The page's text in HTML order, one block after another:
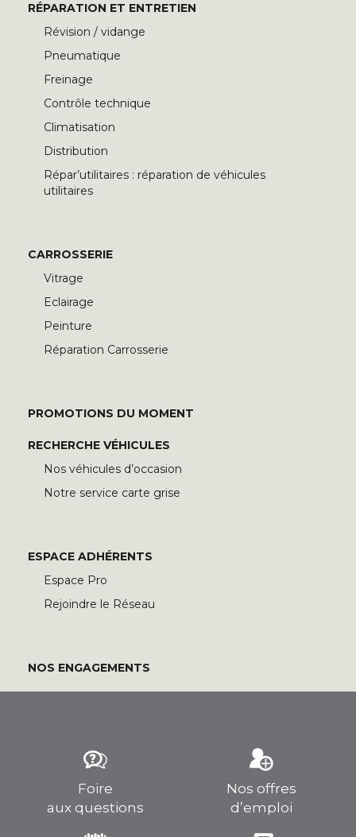
RÉPARATION ET ENTRETIEN
Révision / vidange
Pneumatique
Freinage
Contrôle technique
Climatisation
Distribution
Répar’utilitaires : réparation de véhicules
utilitaires
CARROSSERIE
Vitrage
Eclairage
Peinture
Réparation Carrosserie
PROMOTIONS DU MOMENT
RECHERCHE VÉHICULES
Nos véhicules d’occasion
Notre service carte grise
ESPACE ADHÉRENTS
Espace Pro
Rejoindre le Réseau
NOS ENGAGEMENTS
Foire
aux questions
Nos offres
d’emploi